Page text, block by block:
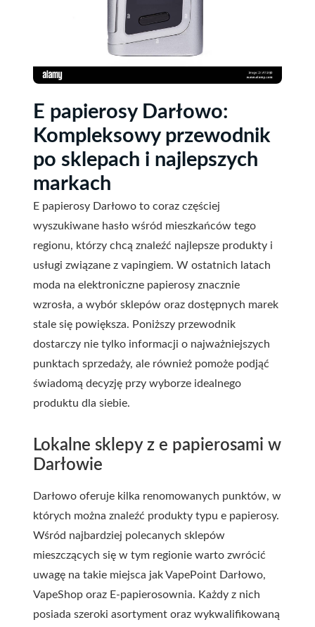
E papierosy Darłowo:
Kompleksowy przewodnik
po sklepach i najlepszych
markach
E papierosy Darłowo to coraz częściej
wyszukiwane hasło wśród mieszkańców tego
regionu, którzy chcą znaleźć najlepsze produkty i
usługi związane z vapingiem. W ostatnich latach
moda na elektroniczne papierosy znacznie
wzrosła, a wybór sklepów oraz dostępnych marek
stale się powiększa. Poniższy przewodnik
dostarczy nie tylko informacji o najważniejszych
punktach sprzedaży, ale również pomoże podjąć
świadomą decyzję przy wyborze idealnego
produktu dla siebie.
Lokalne sklepy z e papierosami w
Darłowie
Darłowo oferuje kilka renomowanych punktów, w
których można znaleźć produkty typu e papierosy.
Wśród najbardziej polecanych sklepów
mieszczących się w tym regionie warto zwrócić
uwagę na takie miejsca jak VapePoint Darłowo,
VapeShop oraz E-papierosownia. Każdy z nich
posiada szeroki asortyment oraz wykwalifikowaną